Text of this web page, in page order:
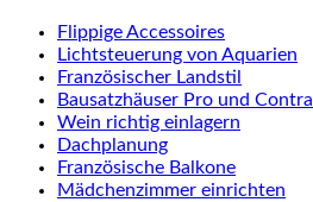
Flippige Accessoires
Lichtsteuerung von Aquarien
Französischer Landstil
Bausatzhäuser Pro und Contra
Wein richtig einlagern
Dachplanung
Französische Balkone
Mädchenzimmer einrichten